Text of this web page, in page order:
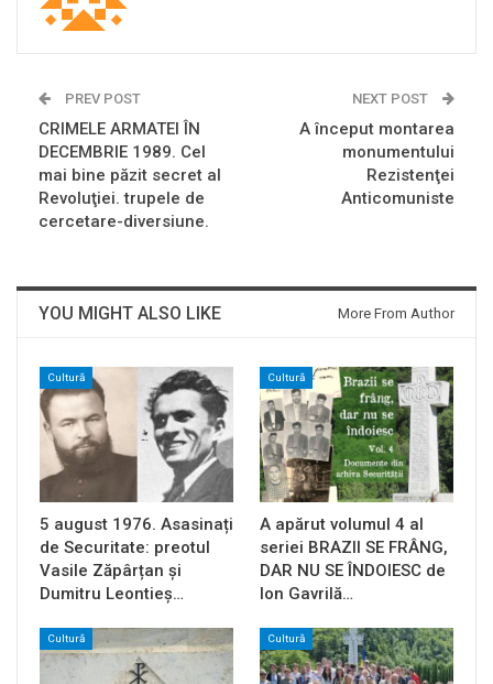
PREV POST
CRIMELE ARMATEI ÎN
DECEMBRIE 1989. Cel
mai bine păzit secret al
Revoluţiei. trupele de
cercetare-diversiune.
NEXT POST
A început montarea
monumentului
Rezistenţei
Anticomuniste
YOU MIGHT ALSO LIKE More From Author
Cultură
5 august 1976. Asasinați
de Securitate: preotul
Vasile Zăpârțan și
Dumitru Leontieș…
Cultură
A apărut volumul 4 al
seriei BRAZII SE FRÂNG,
DAR NU SE ÎNDOIESC de
Ion Gavrilă…
Cultură Cultură